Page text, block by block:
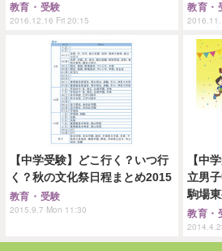
教育・受験
2016.12.16 Fri 20:15
教育・
【中学受験】どこ行く？いつ行
く？秋の文化祭日程まとめ2015
教育・受験
2015.9.7 Mon 11:30
【中
立男
駒場
教育・